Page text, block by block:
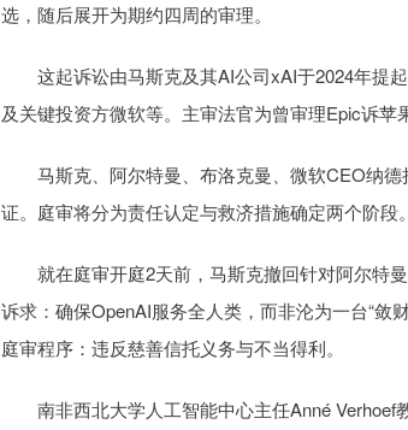
选，随后展开为期约四周的审理。
这起诉讼由马斯克及其AI公司xAI于2024年提起
及关键投资方微软等。主审法官为曾审理Epic诉苹
马斯克、阿尔特曼、布洛克曼、微软CEO纳德
证。庭审将分为责任认定与救济措施确定两个阶段。
就在庭审开庭2天前，马斯克撤回针对阿尔特曼
诉求：确保OpenAI服务全人类，而非沦为一台“敛
庭审程序：违反慈善信托义务与不当得利。
南非西北大学人工智能中心主任Anné Verhoef教